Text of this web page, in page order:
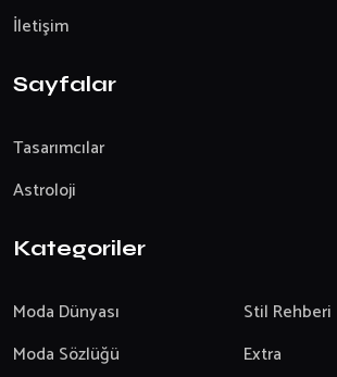
İletişim
Sayfalar
Tasarımcılar
Astroloji
Kategoriler
Moda Dünyası
Stil Rehberi
Moda Sözlüğü
Extra